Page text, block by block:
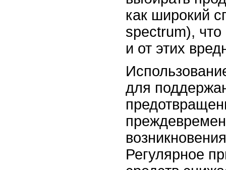
как широкий
spectrum), что
и от этих
для
Регулярное